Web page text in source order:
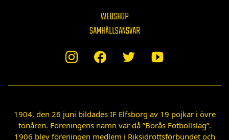
WEBSHOP
SAMHÄLLSANSVAR
1904, den 26 juni bildades IF Elfsborg av 19 pojkar i övre
tonåren. Föreningens namn var då ”Borås Fotbollslag”.
1906 blev föreningen medlem i Riksidrottsförbundet och